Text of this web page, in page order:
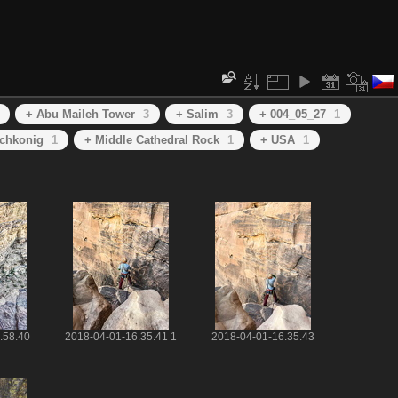
+ Abu Maileh Tower 3 + Salim 3 + 004_05_27
1
1 + Middle Cathedral Rock 1 + USA 1
2018-04-01-16.35.41 1 2018-04-01-16.35.43